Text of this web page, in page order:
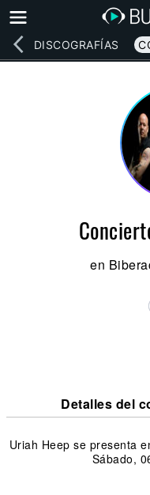
DISCOGRAFÍAS
en
Detalles del
Uriah Heep se presenta
Sábado,